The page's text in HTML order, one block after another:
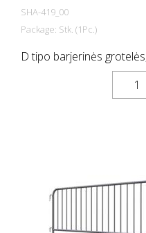
SHA-419_00
Package: Stk. (1Pc.)
D tipo barjerinės
juostos, ilgis: 2,50 m, 18